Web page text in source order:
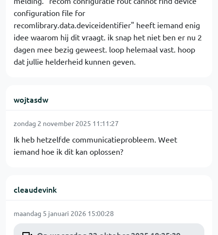
configuration file for
recomlibrary.data.deviceidentifier" heeft iemand enig
idee waarom hij dit vraagt. ik snap het niet ben er nu 2
dagen mee bezig geweest. loop helemaal vast. hoop
dat jullie helderheid kunnen geven.
wojtasdw
zondag 2 november 2025 11:11:27
Ik heb hetzelfde communicatieprobleem. Weet
iemand hoe ik dit kan oplossen?
cleaudevink
maandag 5 januari 2026 15:00:28